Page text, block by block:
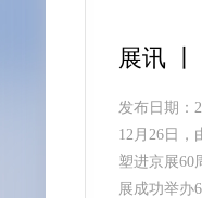
展讯
发布日期：
12月26日
塑进京展60
展成功举办